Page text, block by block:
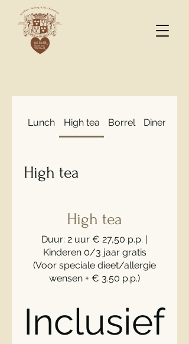
Lunch High tea Borrel Diner
High tea
High tea
Duur: 2 uur € 27,50 p.p. |
Kinderen 0/3 jaar gratis
(Voor speciale dieet/allergie
wensen + € 3.50 p.p.)
Inclusief